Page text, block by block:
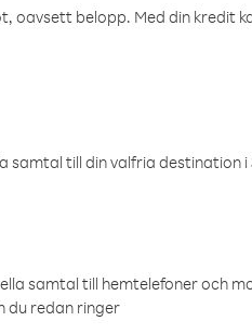
belopp. Med din kredit
till din valfria destination i
samtal till hemtelefoner och
du redan ringer